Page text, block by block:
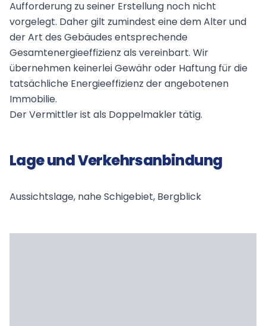
Aufforderung zu seiner Erstellung noch nicht
vorgelegt. Daher gilt zumindest eine dem Alter und
der Art des Gebäudes entsprechende
Gesamtenergieeffizienz als vereinbart. Wir
übernehmen keinerlei Gewähr oder Haftung für die
tatsächliche Energieeffizienz der angebotenen
Immobilie.
Der Vermittler ist als Doppelmakler tätig.
Lage und Verkehrsanbindung
Aussichtslage, nahe Schigebiet, Bergblick